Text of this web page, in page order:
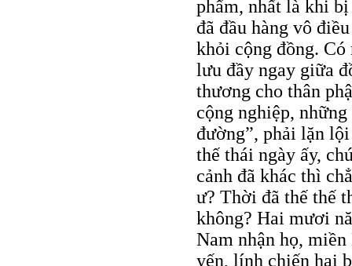
phẩm, nhất là khi
đã đầu hàng vô
khỏi cộng đồng.
lưu đầy ngay giữa
thương cho thân
cộng nghiệp,
đường”, phải lặn
thế thái ngày ấy,
cảnh đã khác thì
ư? Thời đã thế thế
không? Hai mươi
Nam nhận họ,
yến, lính chiến hai